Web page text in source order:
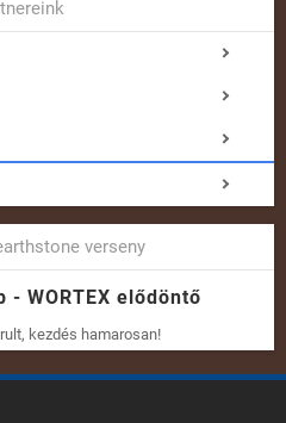
verseny
- WORTEX elődöntő
kezdés hamarosan!